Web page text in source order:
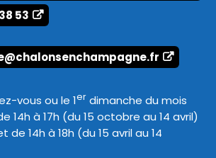
53
vous ou le 1er dimanche du mois
14h à 17h (du 15 octobre au 14 avril)
de 14h à 18h (du 15 avril au 14